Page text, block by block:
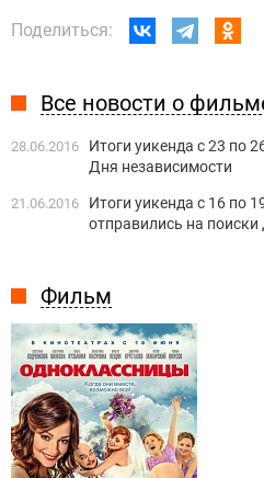
Поделиться:
Фильм
Все новости о
28.06.2016
Итоги уикенда с 23 по
Дня независимости
21.06.2016
Итоги уикенда с 16 по
отправились на поиски